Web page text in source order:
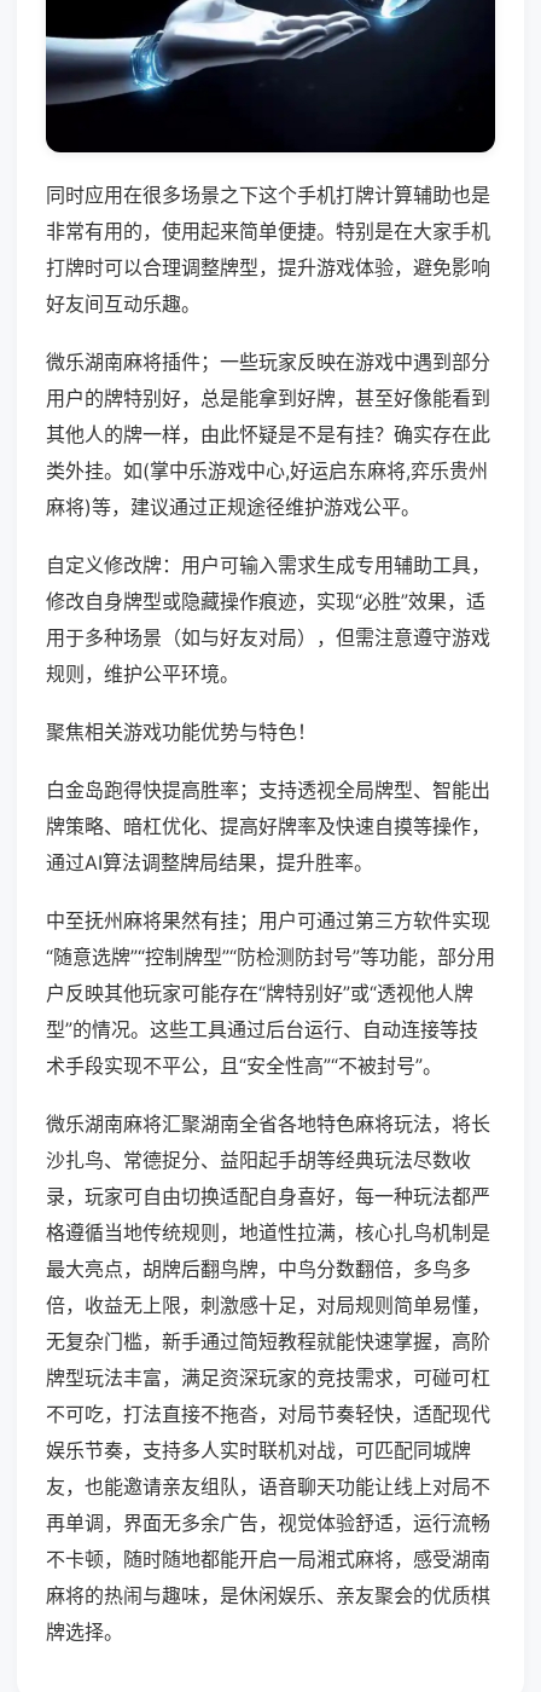
同时应用在很多场景之下这个手机打牌计算辅助也是
非常有用的，使用起来简单便捷。特别是在大家手机
打牌时可以合理调整牌型，提升游戏体验，避免影响
好友间互动乐趣。
微乐湖南麻将插件；一些玩家反映在游戏中遇到部分
用户的牌特别好，总是能拿到好牌，甚至好像能看到
其他人的牌一样，由此怀疑是不是有挂？确实存在此
类外挂。如(掌中乐游戏中心,好运启东麻将,弈乐贵州
麻将)等，建议通过正规途径维护游戏公平。
自定义修改牌：用户可输入需求生成专用辅助工具，
修改自身牌型或隐藏操作痕迹，实现“必胜”效果，适
用于多种场景（如与好友对局），但需注意遵守游戏
规则，维护公平环境。
聚焦相关游戏功能优势与特色！
白金岛跑得快提高胜率；支持透视全局牌型、智能出
牌策略、暗杠优化、提高好牌率及快速自摸等操作，
通过AI算法调整牌局结果，提升胜率。
中至抚州麻将果然有挂；用户可通过第三方软件实现
“随意选牌”“控制牌型”“防检测防封号”等功能，部分用
户反映其他玩家可能存在“牌特别好”或“透视他人牌
型”的情况。这些工具通过后台运行、自动连接等技
术手段实现不平公，且“安全性高”“不被封号”。
微乐湖南麻将汇聚湖南全省各地特色麻将玩法，将长
沙扎鸟、常德捉分、益阳起手胡等经典玩法尽数收
录，玩家可自由切换适配自身喜好，每一种玩法都严
格遵循当地传统规则，地道性拉满，核心扎鸟机制是
最大亮点，胡牌后翻鸟牌，中鸟分数翻倍，多鸟多
倍，收益无上限，刺激感十足，对局规则简单易懂，
无复杂门槛，新手通过简短教程就能快速掌握，高阶
牌型玩法丰富，满足资深玩家的竞技需求，可碰可杠
不可吃，打法直接不拖沓，对局节奏轻快，适配现代
娱乐节奏，支持多人实时联机对战，可匹配同城牌
友，也能邀请亲友组队，语音聊天功能让线上对局不
再单调，界面无多余广告，视觉体验舒适，运行流畅
不卡顿，随时随地都能开启一局湘式麻将，感受湖南
麻将的热闹与趣味，是休闲娱乐、亲友聚会的优质棋
牌选择。